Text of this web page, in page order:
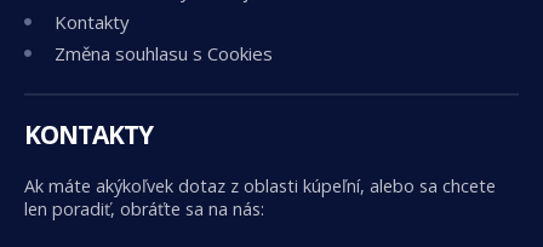
Kontakty
Změna souhlasu s Cookies
KONTAKTY
Ak máte akýkoľvek dotaz z oblasti kúpeľní, alebo sa chcete
len poradiť, obráťte sa na nás: